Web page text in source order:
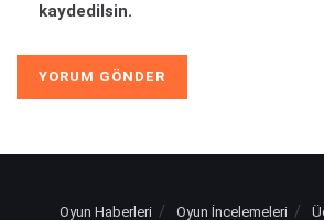
kaydedilsin.
Oyun Haberleri Oyun İncelemeleri